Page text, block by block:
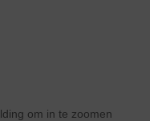
om in te zoomen